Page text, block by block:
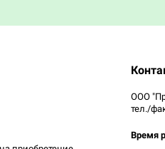
ООО
тел./
Время